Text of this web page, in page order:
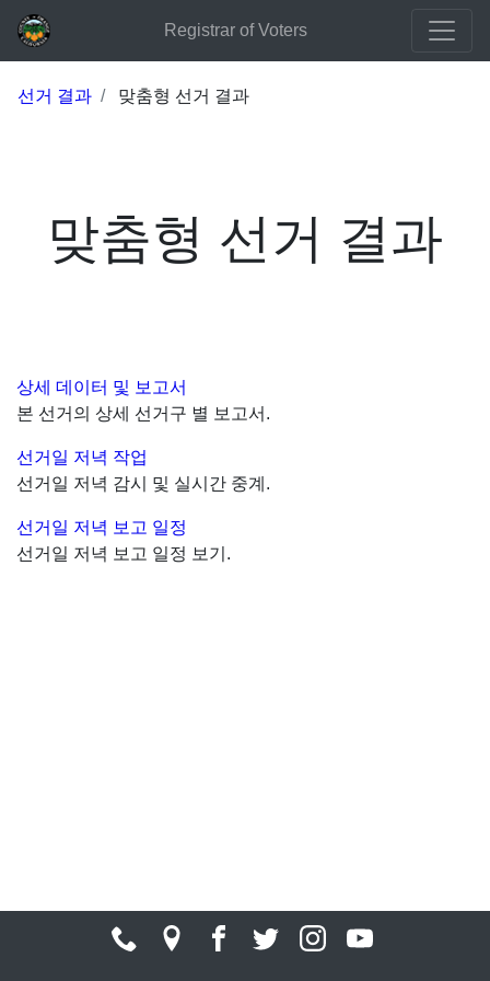
Registrar of Voters
선거 결과 맞춤형 선거 결과
맞춤형 선거 결과
상세 데이터 및 보고서
본 선거의 상세 선거구 별 보고서.
선거일 저녁 작업
선거일 저녁 감시 및 실시간 중계.
선거일 저녁 보고 일정
선거일 저녁 보고 일정 보기.